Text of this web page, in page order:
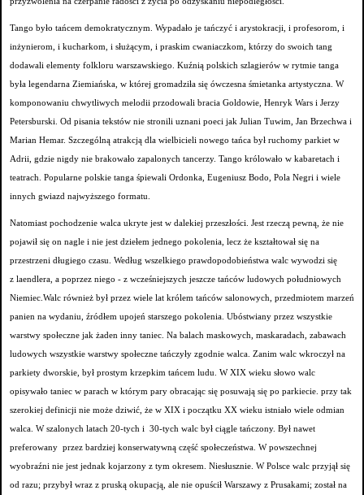
Tango było tańcem demokratycznym. Wypadało je tańczyć i arystokracji, i profesorom, i
inżynierom, i kucharkom, i służącym, i praskim cwaniaczkom, którzy do swoich tang
dodawali elementy folkloru warszawskiego. Kuźnią polskich szlagierów w rytmie tanga
była legendarna Ziemiańska, w której gromadziła się ówczesna śmietanka artystyczna. W
komponowaniu chwytliwych melodii przodowali bracia Goldowie, Henryk Wars i Jerzy
Petersburski. Od pisania tekstów nie stronili uznani poeci jak Julian Tuwim, Jan Brzechwa i
Marian Hemar. Szczególną atrakcją dla wielbicieli nowego tańca był ruchomy parkiet w
Adrii, gdzie nigdy nie brakowało zapalonych tancerzy. Tango królowało w kabaretach i
teatrach. Popularne polskie tanga śpiewali Ordonka, Eugeniusz Bodo, Pola Negri i wiele
innych gwiazd najwyższego formatu.
Natomiast pochodzenie walca ukryte jest w dalekiej przeszłości. Jest rzeczą pewną, że nie
pojawił się on nagle i nie jest dziełem jednego pokolenia, lecz że kształtował się na
przestrzeni długiego czasu. Według wszelkiego prawdopodobieństwa walc wywodzi się
z laendlera, a poprzez niego - z wcześniejszych jeszcze tańców ludowych południowych
Niemiec.Walc również był przez wiele lat królem tańców salonowych, przedmiotem marzeń
panien na wydaniu, źródłem upojeń starszego pokolenia. Ubóstwiany przez wszystkie
warstwy społeczne jak żaden inny taniec. Na balach maskowych, maskaradach, zabawach
ludowych wszystkie warstwy społeczne tańczyły zgodnie walca. Zanim walc wkroczył na
parkiety dworskie, był prostym krzepkim tańcem ludu. W XIX wieku słowo walc
opisywało taniec w parach w którym pary obracając się posuwają się po parkiecie. przy tak
szerokiej definicji nie może dziwić, że w XIX i początku XX wieku istniało wiele odmian
walca. W szalonych latach 20-tych i 30-tych walc był ciągle tańczony. Był nawet
preferowany przez bardziej konserwatywną część społeczeństwa. W powszechnej
wyobraźni nie jest jednak kojarzony z tym okresem. Niesłusznie. W Polsce walc przyjął się
od razu; przybył wraz z pruską okupacją, ale nie opuścił Warszawy z Prusakami; został na